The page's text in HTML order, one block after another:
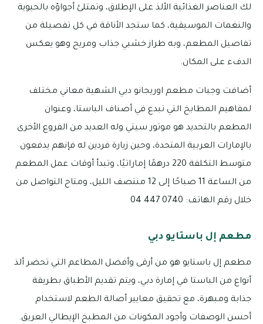
لك العناصر الغذائية الألذ على الإطلاق، وتمتلئ أجواؤه بالحيوية
والنغمات الموسيقية، كما ستجد الأناقة في كل تفصيلة من
تفاصيل المطعم، وبه طراز خشبي جذاب ومريح وهو يعكس
الدفء على المكان.
أضافت وجبات مطعم اوريجانو دبي الشهية معاني مختلف
لمفاهيم المطابخ التي تبدع في أصناف الباستا، وعنوان
المطعم بالتحديد هو موتور سيتي وله العديد من الفروع الأخرى
بالإمارات العربية المتحدة، وحين زيارة فردين له فإنهم يدفعون
متوسط التكلفة 220 درهمًا إماراتيًا، وتبدأ أوقات عمل المطعم
من الساعة 11 صباحًا إلى 12 منتصف الليل، ومتاح التواصل من
خلال رقم الهاتف: 0740 447 04
مطعم إل باستايو دبي
مطعم إل باستايو هو من أرقى وأفضل المطاعم التي تحضر ألذ
أنواع من الباستا في إمارة دبي، ويتم تقديم الأطباق بطريقة
جذابة ومبهرة، مع تحقيق معايير أصالة الطعم لاستخدام
أحسن الوصفات وأجود المكونات من المطبخ الإيطالي العريق.